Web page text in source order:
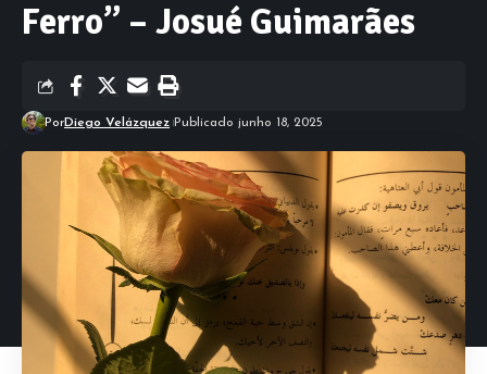
Ferro” – Josué Guimarães
PorDiego Velázquez Publicado junho 18, 2025